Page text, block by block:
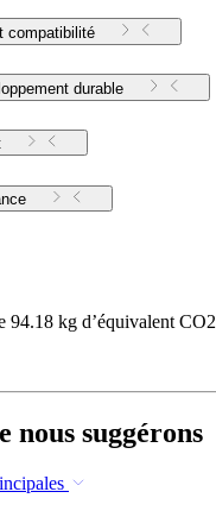
compatibilité
durable
94.18 kg d’équivalent CO2
nous suggérons